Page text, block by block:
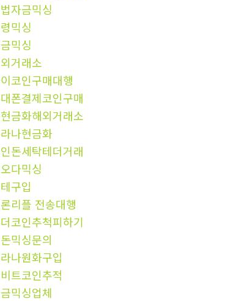
자금믹싱
믹싱
믹싱
거래소
코인구매대행
폰결제코인구매
금화해외거래소
나현금화
돈세탁테더거래
다믹싱
구입
리플 전송대행
코인추척피하기
믹싱문의
나원화구입
트코인추적
믹싱업체